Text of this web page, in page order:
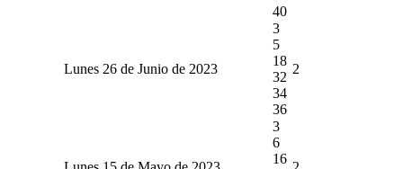
40
Lunes 26 de Junio de 2023
3
5
18
32
34
36
2
3
6
16